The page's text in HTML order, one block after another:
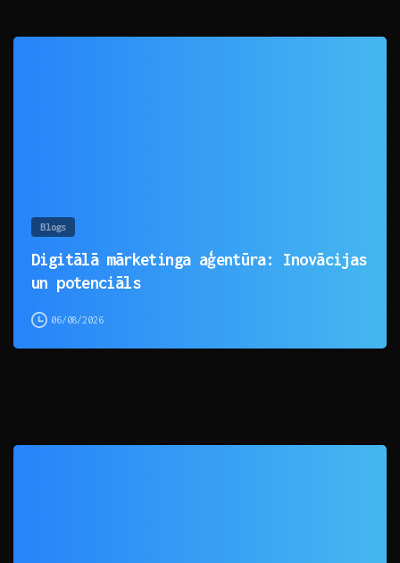
Blogs
Digitālā mārketinga aģentūra: Inovācijas
un potenciāls
06/08/2026